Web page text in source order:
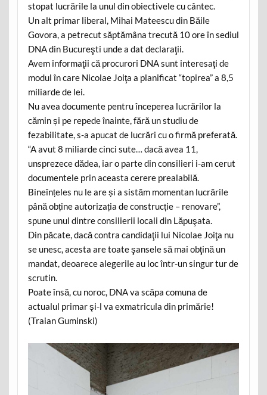
stopat lucrările la unul din obiectivele cu cântec.
Un alt primar liberal, Mihai Mateescu din Băile
Govora, a petrecut săptămâna trecută 10 ore în sediul
DNA din Bucureşti unde a dat declaraţii.
Avem informaţii că procurori DNA sunt interesaţi de
modul în care Nicolae Joiţa a planificat “topirea” a 8,5
miliarde de lei.
Nu avea documente pentru începerea lucrărilor la
cămin și pe repede înainte, fără un studiu de
fezabilitate, s-a apucat de lucrări cu o firmă preferată.
“A avut 8 miliarde cinci sute… dacă avea 11,
unsprezece dădea, iar o parte din consilieri i-am cerut
documentele prin aceasta cerere prealabilă.
Bineînțeles nu le are și a sistăm momentan lucrările
până obține autorizația de construcție – renovare”,
spune unul dintre consilierii locali din Lăpuşata.
Din păcate, dacă contra candidaţii lui Nicolae Joiţa nu
se unesc, acesta are toate şansele să mai obţină un
mandat, deoarece alegerile au loc într-un singur tur de
scrutin.
Poate însă, cu noroc, DNA va scăpa comuna de
actualul primar şi-l va exmatricula din primărie!
(Traian Guminski)